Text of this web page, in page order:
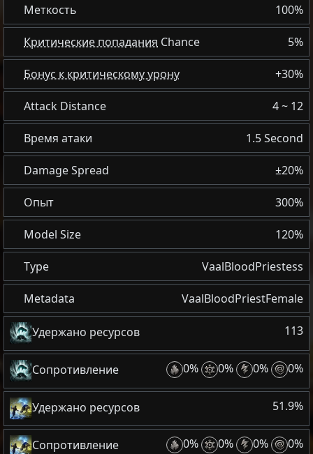
Меткость 100%
Критические попадания Chance 5%
Бонус к критическому урону +30%
Attack Distance 4 ~ 12
Время атаки 1.5 Second
Damage Spread ±20%
Опыт 300%
Model Size 120%
Type VaalBloodPriestess
Metadata VaalBloodPriestFemale
Удержано ресурсов 113
Сопротивление 0% 0% 0% 0%
Удержано ресурсов 51.9%
Сопротивление 0% 0% 0% 0%